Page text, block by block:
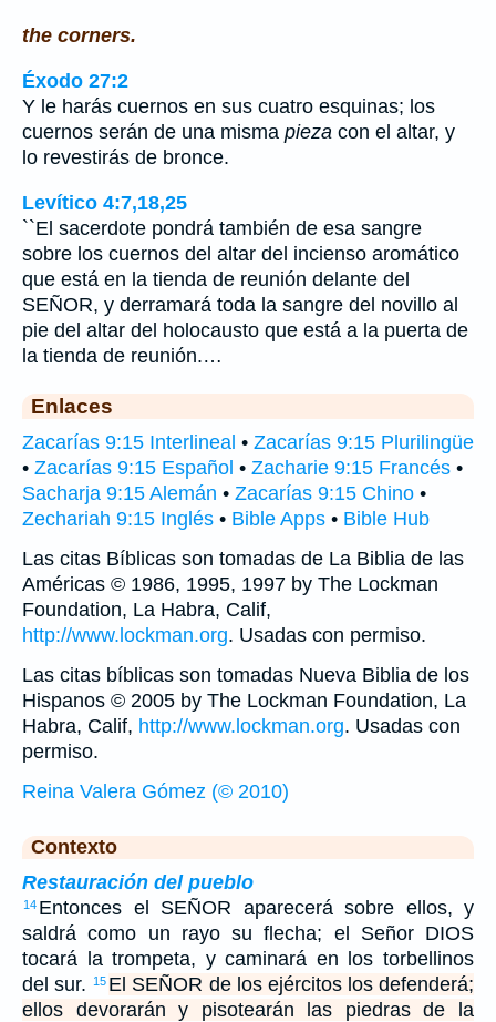
the corners.
Éxodo 27:2
Y le harás cuernos en sus cuatro esquinas; los
cuernos serán de una misma pieza con el altar, y
lo revestirás de bronce.
Levítico 4:7,18,25
``El sacerdote pondrá también de esa sangre
sobre los cuernos del altar del incienso aromático
que está en la tienda de reunión delante del
SEÑOR, y derramará toda la sangre del novillo al
pie del altar del holocausto que está a la puerta de
la tienda de reunión.…
Enlaces
Zacarías 9:15 Interlineal • Zacarías 9:15 Plurilingüe
• Zacarías 9:15 Español • Zacharie 9:15 Francés •
Sacharja 9:15 Alemán • Zacarías 9:15 Chino •
Zechariah 9:15 Inglés • Bible Apps • Bible Hub
Las citas Bíblicas son tomadas de La Biblia de las
Américas © 1986, 1995, 1997 by The Lockman
Foundation, La Habra, Calif,
http://www.lockman.org. Usadas con permiso.
Las citas bíblicas son tomadas Nueva Biblia de los
Hispanos © 2005 by The Lockman Foundation, La
Habra, Calif, http://www.lockman.org. Usadas con
permiso.
Reina Valera Gómez (© 2010)
Contexto
Restauración del pueblo
14 Entonces el SEÑOR aparecerá sobre ellos, y
saldrá como un rayo su flecha; el Señor DIOS
tocará la trompeta, y caminará en los torbellinos
del sur.
15 El SEÑOR de los ejércitos los defenderá;
ellos devorarán y pisotearán las piedras de la